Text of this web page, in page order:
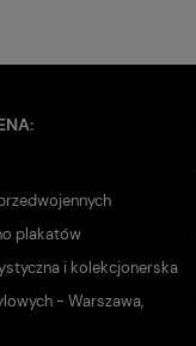
plakatów
i kolekcjonerska
- Warszawa,